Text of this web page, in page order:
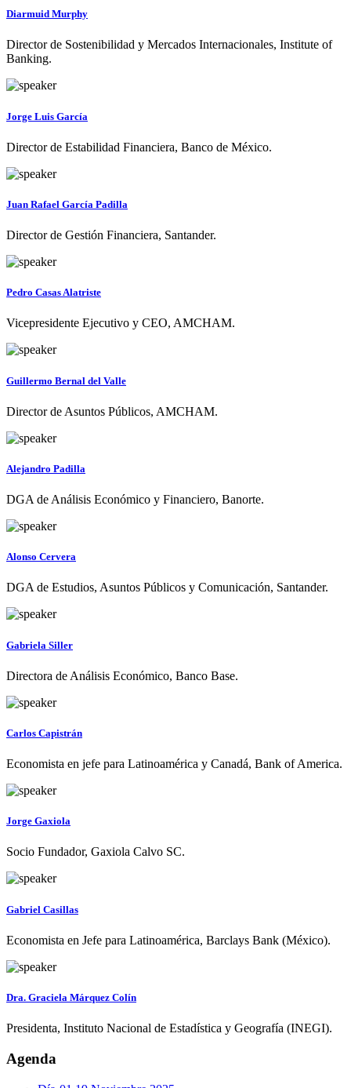
Diarmuid Murphy
Director de Sostenibilidad y Mercados Internacionales, Institute of
Banking.
Jorge Luis García
Director de Estabilidad Financiera, Banco de México.
Juan Rafael García Padilla
Director de Gestión Financiera, Santander.
Pedro Casas Alatriste
Vicepresidente Ejecutivo y CEO, AMCHAM.
Guillermo Bernal del Valle
Director de Asuntos Públicos, AMCHAM.
Alejandro Padilla
DGA de Análisis Económico y Financiero, Banorte.
Alonso Cervera
DGA de Estudios, Asuntos Públicos y Comunicación, Santander.
Gabriela Siller
Directora de Análisis Económico, Banco Base.
Carlos Capistrán
Economista en jefe para Latinoamérica y Canadá, Bank of America.
Jorge Gaxiola
Socio Fundador, Gaxiola Calvo SC.
Gabriel Casillas
Economista en Jefe para Latinoamérica, Barclays Bank (México).
Dra. Graciela Márquez Colín
Presidenta, Instituto Nacional de Estadística y Geografía (INEGI).
Agenda